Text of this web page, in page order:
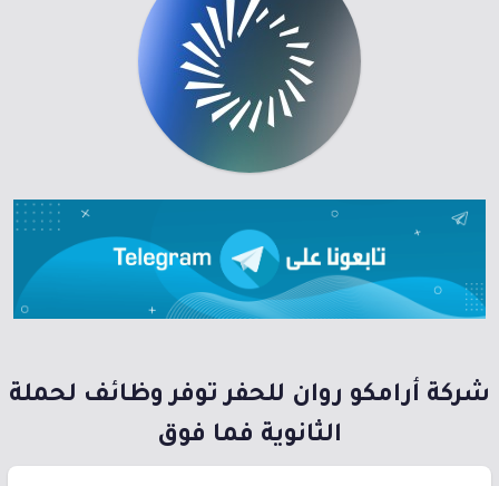
شركة أرامكو روان للحفر توفر وظائف لحملة
الثانوية فما فوق